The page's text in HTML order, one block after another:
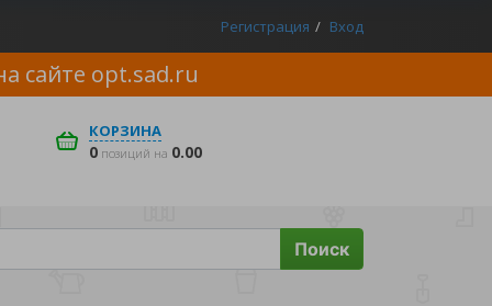
Регистрация Вход
сайте opt.sad.ru
КОРЗИНА
0 позиций на 0.00
Поиск